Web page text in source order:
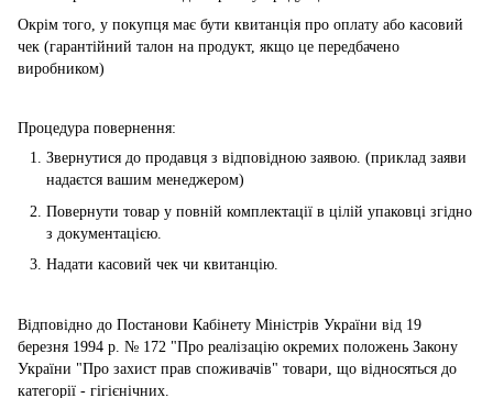
Окрім того, у покупця має бути квитанція про оплату або касовий
чек (гарантійний талон на продукт, якщо це передбачено
виробником)
Процедура повернення:
Звернутися до продавця з відповідною заявою. (приклад заяви
надаєтся вашим менеджером)
Повернути товар у повній комплектації в цілій упаковці згідно
з документацією.
Надати касовий чек чи квитанцію.
Відповідно до Постанови Кабінету Міністрів України від 19
березня 1994 р. № 172 "Про реалізацію окремих положень Закону
України "Про захист прав споживачів" товари, що відносяться до
категорії - гігієнічних.